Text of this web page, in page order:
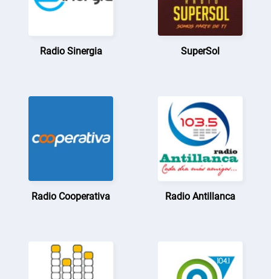
Radio Sinergia SuperSol
Radio Cooperativa Radio Antillanca